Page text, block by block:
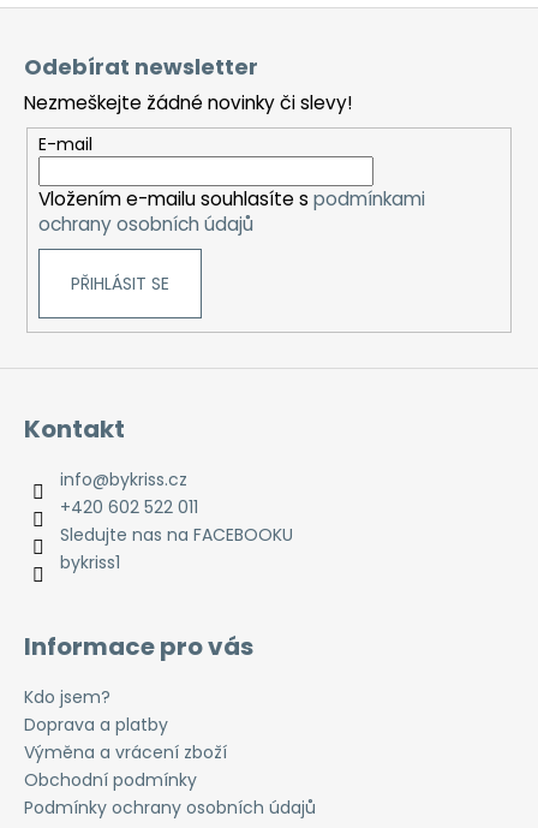
Z
Odebírat newsletter
Nezmeškejte žádné novinky či slevy!
E-mail
Vložením e-mailu souhlasíte s podmínkami
ochrany osobních údajů
PŘIHLÁSIT SE
Kontakt
info@bykriss.cz
+420 602 522 011
Sledujte nas na FACEBOOKU
bykriss1
Informace pro vás
Kdo jsem?
Doprava a platby
Výměna a vrácení zboží
Obchodní podmínky
Podmínky ochrany osobních údajů